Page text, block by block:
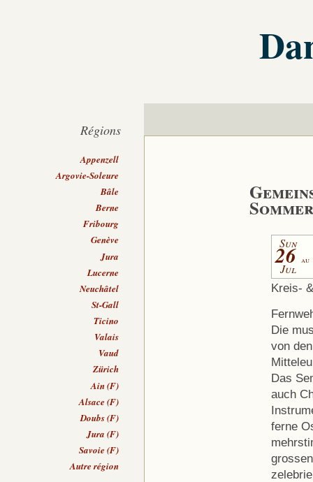
Sun
26
Jul
au
Kreis-
Die
von
Das
auch
ferne
Régions
Appenzell
Argovie-Soleure
Bâle
Berne
Fribourg
Genève
Jura
Lucerne
Neuchâtel
St-Gall
Ticino
Valais
Vaud
Zürich
Ain (F)
Alsace (F)
Doubs (F)
Jura (F)
Savoie (F)
Autre région